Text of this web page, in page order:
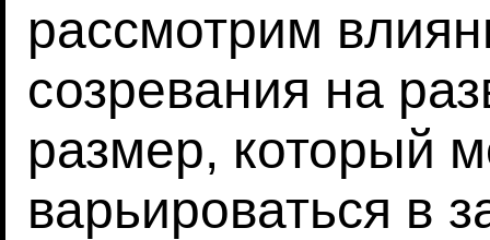
рассмотрим
созревания на
размер, который
варьироваться в